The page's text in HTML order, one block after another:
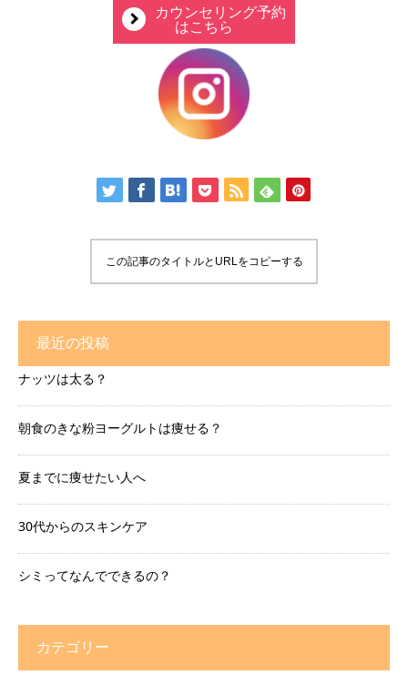
カウンセリング予約
はこちら
この記事のタイトルとURLをコピーする
最近の投稿
ナッツは太る？
朝食のきな粉ヨーグルトは痩せる？
夏までに痩せたい人へ
30代からのスキンケア
シミってなんでできるの？
カテゴリー